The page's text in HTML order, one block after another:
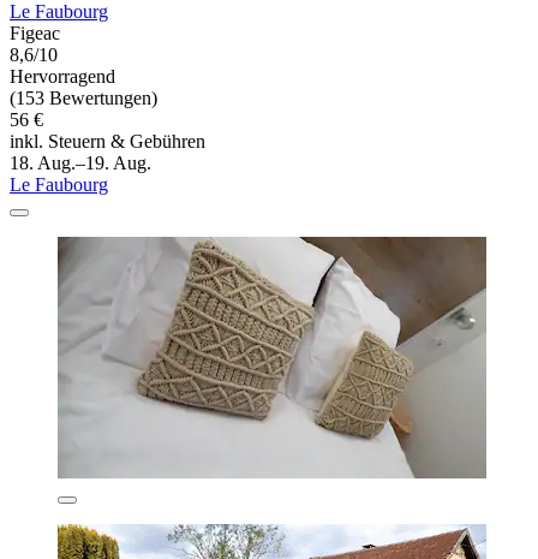
Le Faubourg
Figeac
8,6/10
Hervorragend
(153 Bewertungen)
56 €
inkl. Steuern & Gebühren
18. Aug.–19. Aug.
Le Faubourg